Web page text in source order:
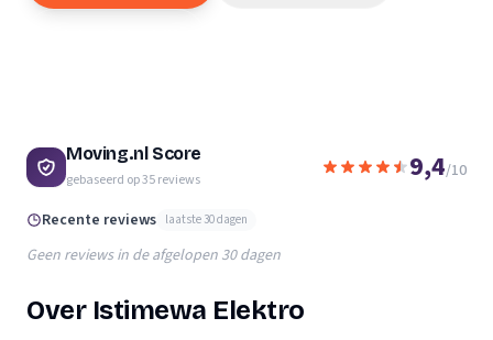
Moving.nl Score
gebaseerd op35reviews 9,4/10
Recente reviews laatste 30 dagen
Geen reviews in de afgelopen 30 dagen
Over Istimewa Elektro